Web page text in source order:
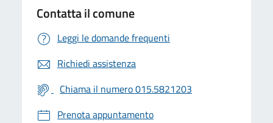
Contatta il comune
Leggi le domande frequenti
Richiedi assistenza
Chiama il numero 015.5821203
Prenota appuntamento